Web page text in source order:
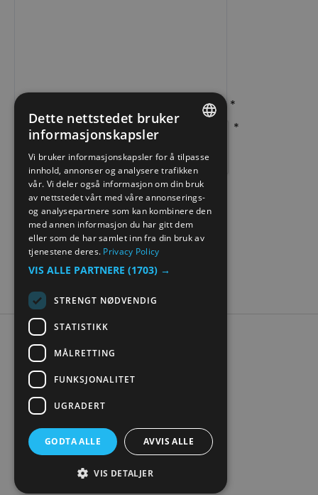
*
*
Tilgjengelighetserklæring
Personvern
Kontakt oss
Nettstedskart
© Visit Mjøsa 2026. Copyright
NORWEGIAN
GERMAN
Dette nettstedet bruker
informasjonskapsler
Vi bruker informasjonskapsler for å tilpasse
innhold, annonser og analysere trafikken
vår. Vi deler også informasjon om din bruk
av nettstedet vårt med våre annonserings-
og analysepartnere som kan kombinere den
med annen informasjon du har gitt dem
eller som de har samlet inn fra din bruk av
tjenestene deres. Privacy Policy
VIS ALLE PARTNERE (1703) →
STRENGT NØDVENDIG
STATISTIKK
MÅLRETTING
FUNKSJONALITET
UGRADERT
GODTA ALLE AVVIS ALLE
VIS DETALJER